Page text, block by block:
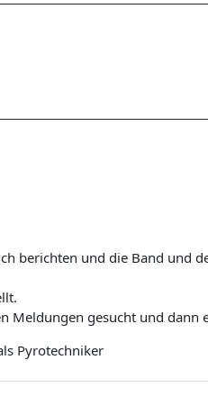
berichten und die Band und
Meldungen gesucht und dann
Pyrotechniker